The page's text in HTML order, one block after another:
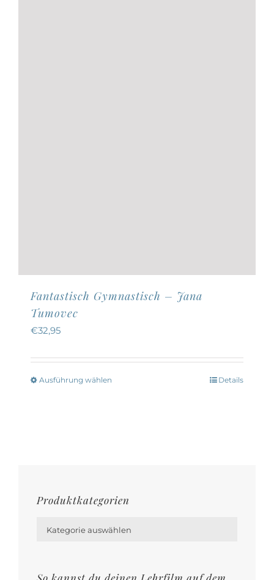
Fantastisch Gymnastisch – Jana
Tumovec
€32,95
Ausführung wählen
können
Details
Produktkategorien
Kategorie auswählen